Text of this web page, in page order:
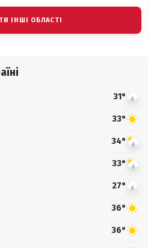
ІНШІ ОБЛАСТІ
31°
33°
34°
33°
27°
36°
36°